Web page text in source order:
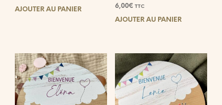
AJOUTER AU PANIER
6,00€ TTC
AJOUTER AU PANIER